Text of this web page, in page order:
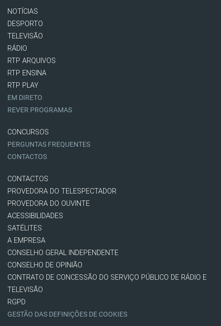
NOTÍCIAS
DESPORTO
TELEVISÃO
RÁDIO
RTP ARQUIVOS
RTP ENSINA
RTP PLAY
EM DIRETO
REVER PROGRAMAS
CONCURSOS
PERGUNTAS FREQUENTES
CONTACTOS
CONTACTOS
PROVEDORA DO TELESPECTADOR
PROVEDORA DO OUVINTE
ACESSIBILIDADES
SATÉLITES
A EMPRESA
CONSELHO GERAL INDEPENDENTE
CONSELHO DE OPINIÃO
CONTRATO DE CONCESSÃO DO SERVIÇO PÚBLICO DE RÁDIO E
TELEVISÃO
RGPD
GESTÃO DAS DEFINIÇÕES DE COOKIES